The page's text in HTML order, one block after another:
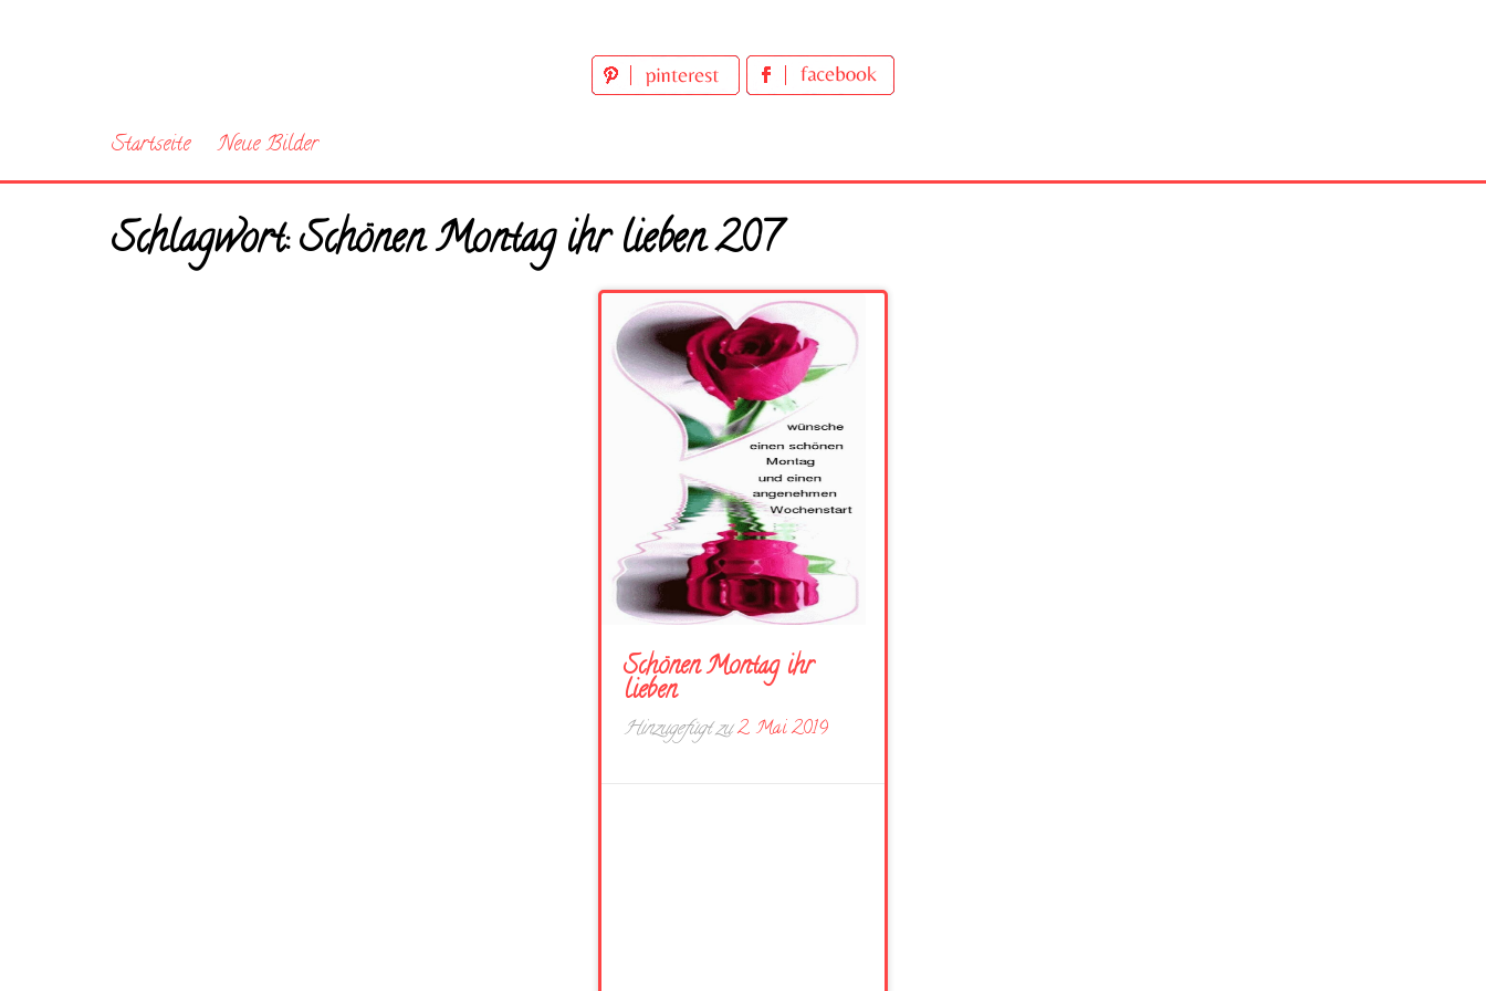
Startseite Neue Bilder
Schlagwort:Schönen Montag ihr lieben 207
Schönen Montag ihr
lieben
Hinzugefügt zu2. Mai 2019